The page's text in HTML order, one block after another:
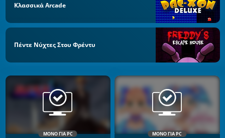
Κλασσικά Arcade
Πέντε Νύχτες Στου Φρέντυ
ΜΌΝΟ ΓΙΑ PC ΜΌΝΟ ΓΙΑ PC